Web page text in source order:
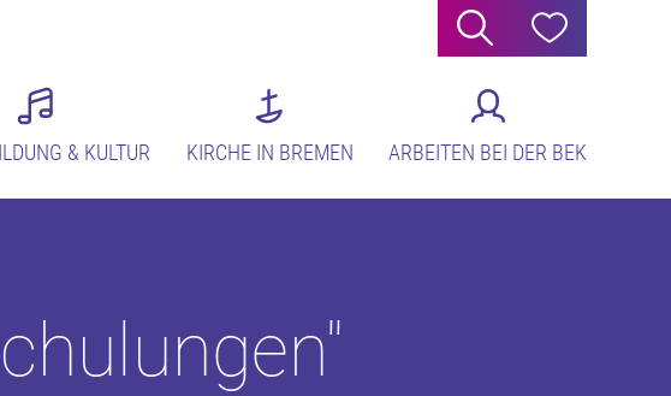
Suche Hilfe
& KULTUR KIRCHE IN BREMEN ARBEITEN BEI DER BEK